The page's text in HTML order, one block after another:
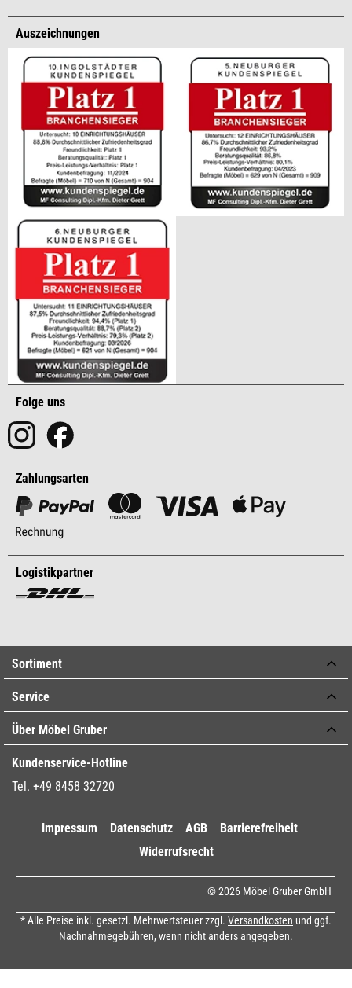
Auszeichnungen
Folge uns
Zahlungsarten
Logistikpartner
Sortiment
Service
Über Möbel Gruber
Kundenservice-Hotline
Tel. +49 8458 32720
Impressum Datenschutz AGB
Barrierefreiheit
Widerrufsrecht
© 2026 Möbel Gruber GmbH
* Alle Preise inkl. gesetzl. Mehrwertsteuer zzgl. Versandkosten und ggf.
Nachnahmegebühren, wenn nicht anders angegeben.